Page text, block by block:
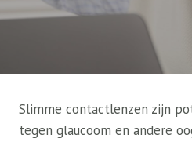
Slimme contactlenzen zijn
tegen glaucoom en andere